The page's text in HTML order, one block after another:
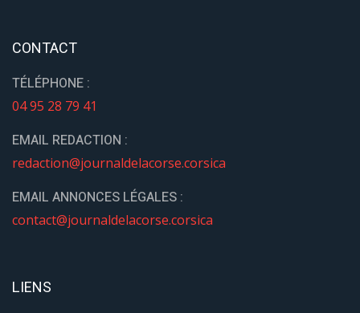
CONTACT
TÉLÉPHONE :
04 95 28 79 41
EMAIL REDACTION :
redaction@journaldelacorse.corsica
EMAIL ANNONCES LÉGALES :
contact@journaldelacorse.corsica
LIENS